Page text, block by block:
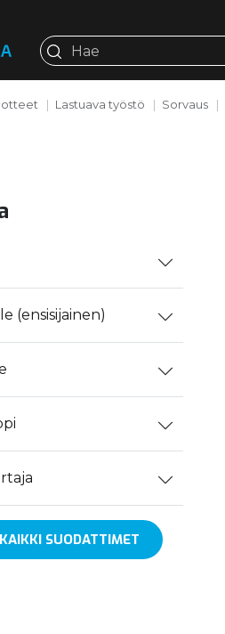
Lastuava työstö Sorvaus
(ensisijainen)
SUODATTIMET